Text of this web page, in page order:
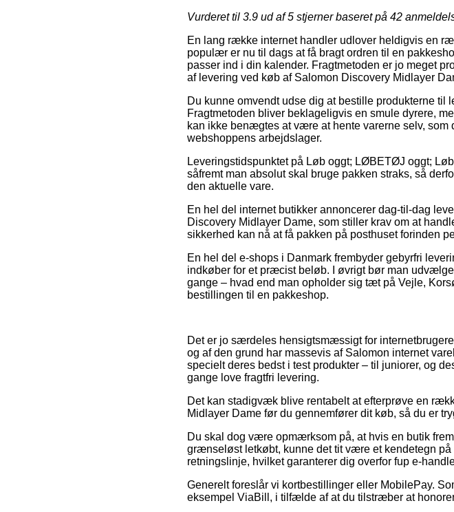
Vurderet til 3.9 ud af 5 stjerner baseret på 42
En lang række internet handler udlover heldigvis en
populær er nu til dags at få bragt ordren til en
passer ind i din kalender. Fragtmetoden er jo meget
af levering ved køb af Salomon Discovery Midlayer
Du kunne omvendt udse dig at bestille produkterne til
Fragtmetoden bliver beklageligvis en smule dyrere,
kan ikke benægtes at være at hente varerne selv,
webshoppens arbejdslager.
Leveringstidspunktet på Løb oggt; LØBETØJ oggt;
såfremt man absolut skal bruge pakken straks, så
den aktuelle vare.
En hel del internet butikker annoncerer dag-til-dag
Discovery Midlayer Dame, som stiller krav om at
sikkerhed kan nå at få pakken på posthuset forinden
En hel del e-shops i Danmark frembyder gebyrfri
indkøber for et præcist beløb. I øvrigt bør man
gange – hvad end man opholder sig tæt på Vejle,
bestillingen til en pakkeshop.
Det er jo særdeles hensigtsmæssigt for
og af den grund har massevis af Salomon internet
specielt deres bedst i test produkter – til juniorer, og
gange love fragtfri levering.
Det kan stadigvæk blive rentabelt at efterprøve en
Midlayer Dame før du gennemfører dit køb, så du er
Du skal dog være opmærksom på, at hvis en butik
grænseløst letkøbt, kunne det tit være et kendetegn
retningslinje, hvilket garanterer dig overfor fup e-
Generelt foreslår vi kortbestillinger eller MobilePay.
eksempel ViaBill, i tilfælde af at du tilstræber at